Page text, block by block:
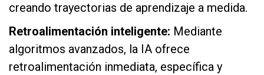
creando trayectorias de aprendizaje a medida.
Retroalimentación inteligente: Mediante
algoritmos avanzados, la IA ofrece
retroalimentación inmediata, específica y